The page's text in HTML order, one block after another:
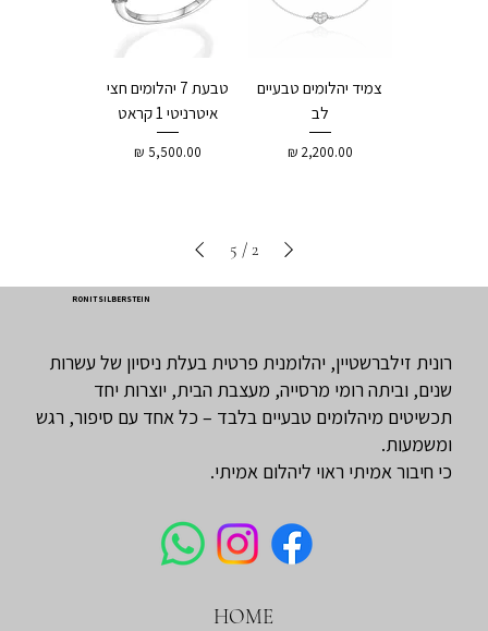
צמיד יהלומים טבעיים
לב
מחיר
טבעת 7 יהלומים חצי
איטרניטי 1 קראט
מחיר
2
/
5
RONIT SILBERSTEIN
רונית זילברשטיין, יהלומנית פרטית בעלת ניסיון של עשרות
שנים, וביתה רומי מרסייה, מעצבת הבית, יוצרות יחד
תכשיטים מיהלומים טבעיים בלבד – כל אחד עם סיפור, רגש
ומשמעות.
כי חיבור אמיתי ראוי ליהלום אמיתי.
HOME